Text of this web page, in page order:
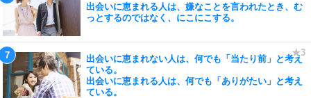
出会いに恵まれる人は、嫌なことを言われたとき、む
っとするのではなく、にこにこする。
出会いに恵まれない人は、何でも「当たり前」と考え
ている。
出会いに恵まれる人は、何でも「ありがたい」と考え
ている。